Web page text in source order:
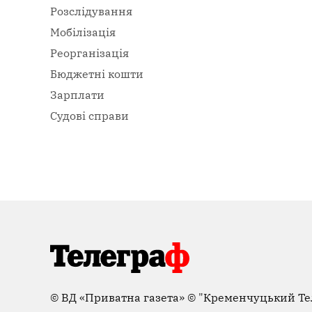
Розслідування
Мобілізація
Реорганізація
Бюджетні кошти
Зарплати
Судові справи
© ВД «Приватна газета» © "Кременчуцький